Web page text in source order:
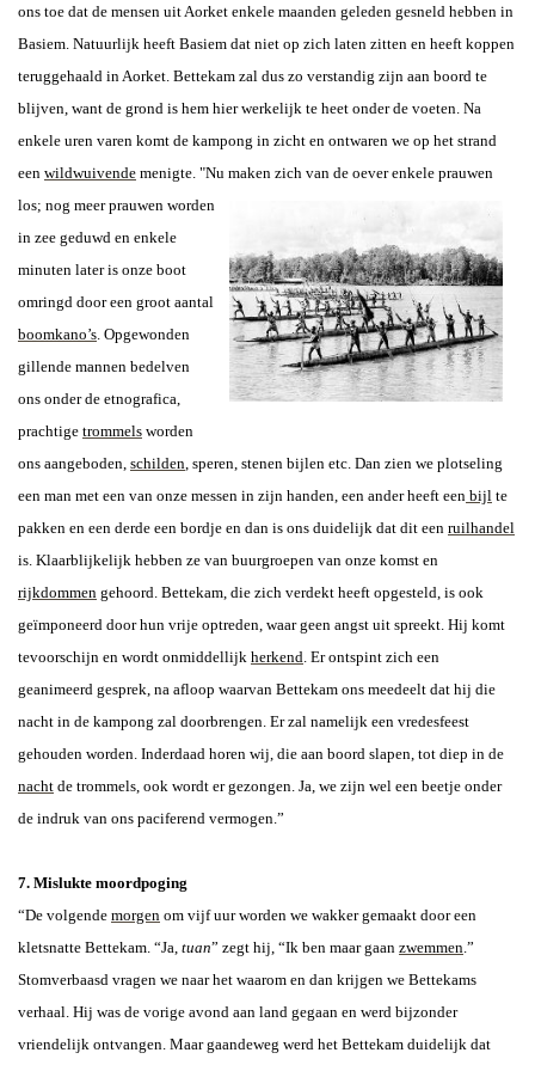
ons toe dat de mensen uit Aorket enkele maanden geleden gesneld hebben in
Basiem. Natuurlijk heeft Basiem dat niet op zich laten zitten en heeft koppen
teruggehaald in Aorket. Bettekam zal dus zo verstandig zijn aan boord te
blijven, want de grond is hem hier werkelijk te heet onder de voeten. Na
enkele uren varen komt de kampong in zicht en ontwaren we op het strand
een wildwuivende menigte. "Nu maken zich van de oever enkele prauwen
los; nog meer prauwen worden
in zee geduwd en enkele
minuten later is onze boot
omringd door een groot aantal
boomkano’s Opgewonden
gillende mannen bedelven
ons onder de etnografica,
prachtige trommels worden
ons aangeboden, schilden , speren, stenen bijlen etc. Dan zien we plotseling
een man met een van onze messen in zijn handen, een ander heeft een bijl te
pakken en een derde een bordje en dan is ons duidelijk dat dit een ruilhandel
is. Klaarblijkelijk hebben ze van buurgroepen van onze komst en
rijkdommen gehoord. Bettekam, die zich verdekt heeft opgesteld, is ook
geïmponeerd door hun vrije optreden, waar geen angst uit spreekt. Hij komt
tevoorschijn en wordt onmiddellijk herkend . Er ontspint zich een
geanimeerd gesprek, na afloop waarvan Bettekam ons meedeelt dat hij die
nacht in de kampong zal doorbrengen. Er zal namelijk een vredesfeest
gehouden worden. Inderdaad horen wij, die aan boord slapen, tot diep in de
nacht de trommels, ook wordt er gezongen. Ja, we zijn wel een beetje onder
de indruk van ons paciferend vermogen.”
7. Mislukte moordpoging
“De volgende morgen om vijf uur worden we wakker gemaakt door een
kletsnatte Bettekam. “Ja, tuan” zegt hij, “Ik ben maar gaan zwemmen .”
Stomverbaasd vragen we naar het waarom en dan krijgen we Bettekams
verhaal. Hij was de vorige avond aan land gegaan en werd bijzonder
vriendelijk ontvangen. Maar gaandeweg werd het Bettekam duidelijk dat